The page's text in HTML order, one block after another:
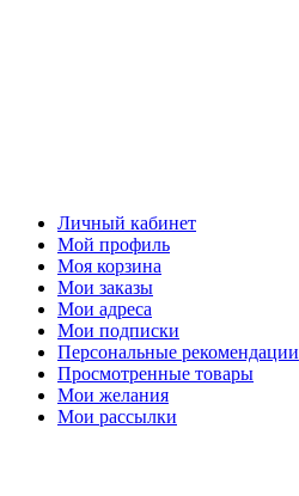
Личный кабинет
Мой профиль
Моя корзина
Мои заказы
Мои адреса
Мои подписки
Персональные рекомендации
Просмотренные товары
Мои желания
Мои рассылки